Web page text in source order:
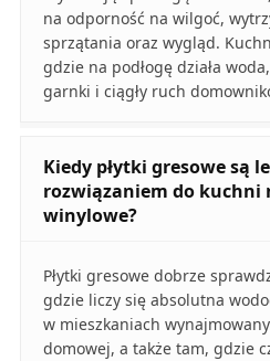
na odporność na wilgoć,
sprzątania oraz wygląd.
gdzie na podłogę działa
garnki i ciągły ruch
Kiedy płytki gresowe są
rozwiązaniem do kuchni
winylowe?
Płytki gresowe dobrze
gdzie liczy się absolutna
w mieszkaniach
domowej, a także tam, gdzie